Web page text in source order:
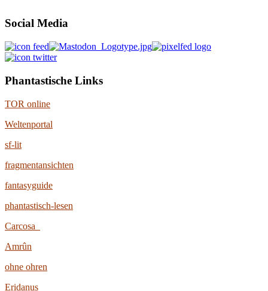
Social Media
Phantastische Links
TOR online
Weltenportal
sf-lit
fragmentansichten
fantasyguide
phantastisch-lesen
Carcosa
Amrûn
ohne ohren
Eridanus